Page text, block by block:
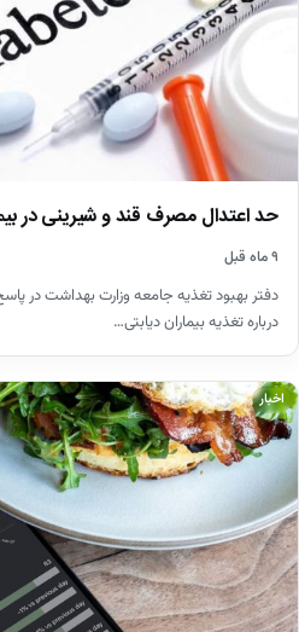
حد اعتدال مصرف قند و شیرینی در
۹ ماه قبل
دفتر بهبود تغذیه جامعه وزارت بهداشت در
درباره تغذیه بیماران دیابتی…
اخبار